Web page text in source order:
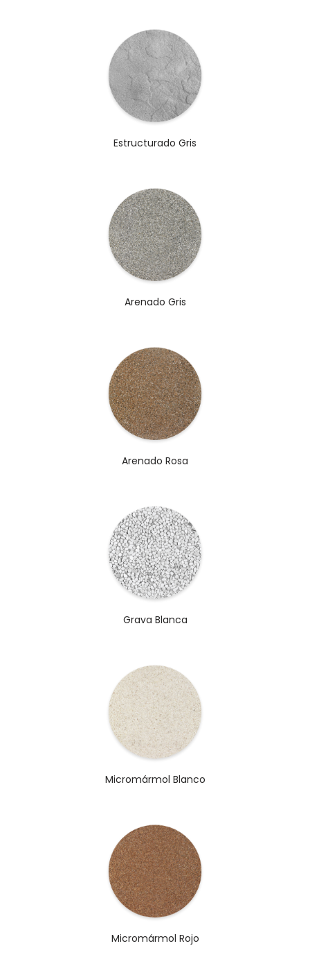
Estructurado Gris
Arenado Gris
Arenado Rosa
Grava Blanca
Micromármol Blanco
Micromármol Rojo